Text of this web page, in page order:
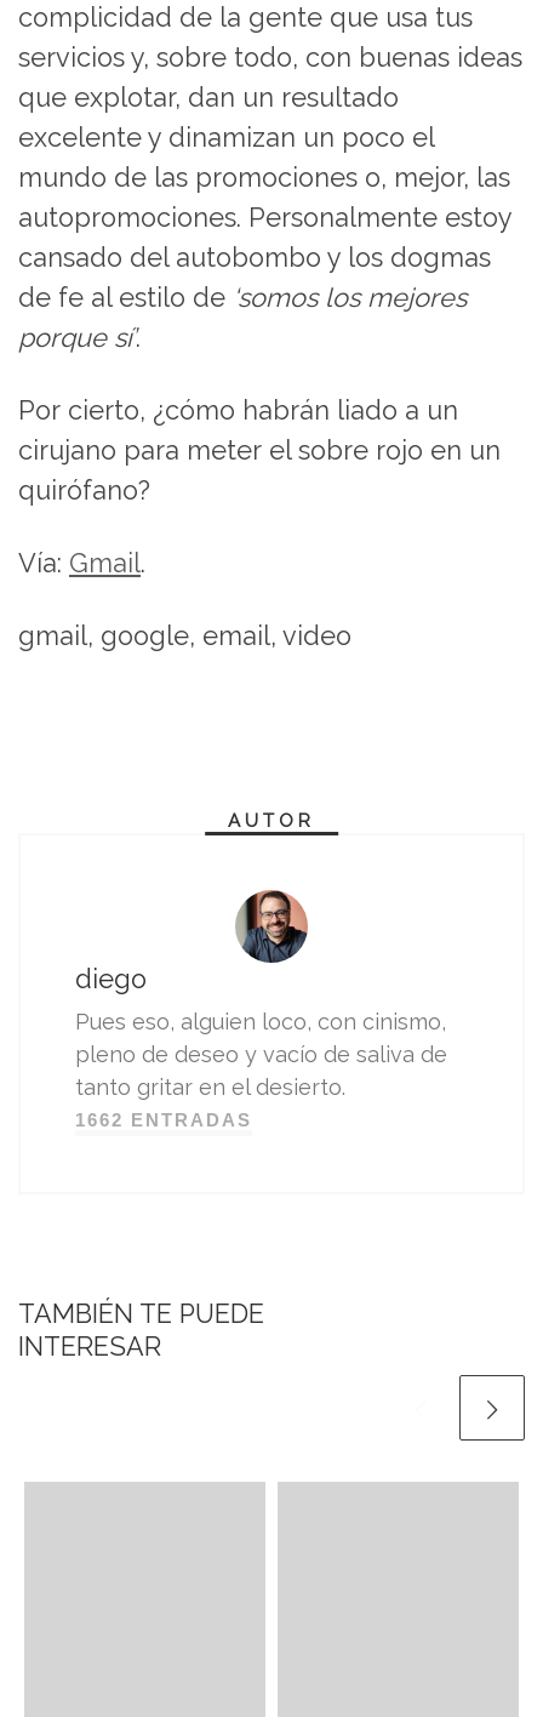
complicidad de la gente que usa tus
servicios y, sobre todo, con buenas ideas
que explotar, dan un resultado
excelente y dinamizan un poco el
mundo de las promociones o, mejor, las
autopromociones. Personalmente estoy
cansado del autobombo y los dogmas
de fe al estilo de ‘somos los mejores
porque sí’.
Por cierto, ¿cómo habrán liado a un
cirujano para meter el sobre rojo en un
quirófano?
Vía: Gmail.
gmail, google, email, video
AUTOR
diego
Pues eso, alguien loco, con cinismo,
pleno de deseo y vacío de saliva de
tanto gritar en el desierto.
1662 ENTRADAS
TAMBIÉN TE PUEDE
INTERESAR